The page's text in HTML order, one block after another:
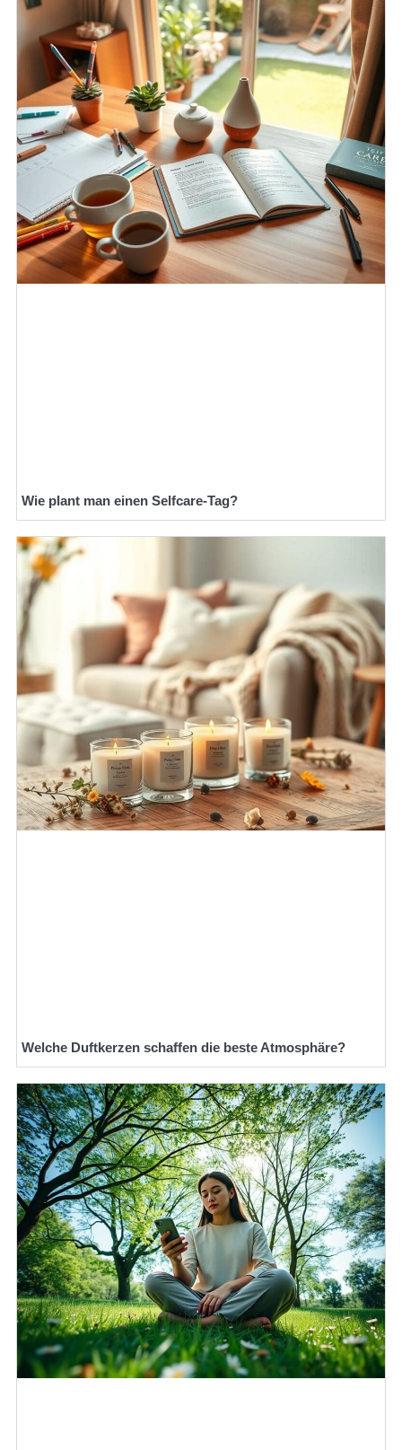
Wie plant man einen Selfcare-Tag?
Welche Duftkerzen schaffen die beste Atmosphäre?